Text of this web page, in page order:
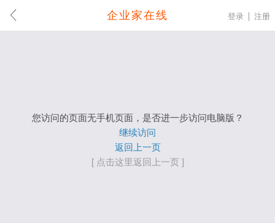
企业家在线 登录 注册
您访问的页面无手机页面，是否进一步访问电脑版？
继续访问
返回上一页
[ 点击这里返回上一页 ]